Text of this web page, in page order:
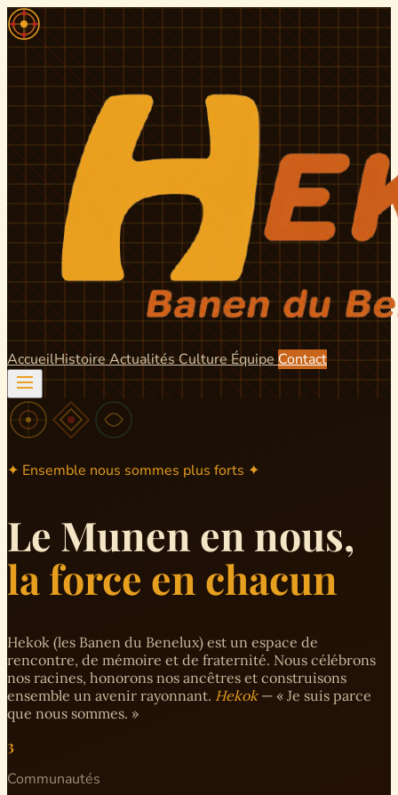
AccueilHistoire ActualitésCulture Équipe Contact
✦ Ensemble nous sommes plus forts ✦
Le Munen en nous,
la force en chacun
Hekok (les Banen du Benelux) est un espace de
rencontre, de mémoire et de fraternité. Nous célébrons
nos racines, honorons nos ancêtres et construisons
ensemble un avenir rayonnant. Hekok— « Je suis parce
que nous sommes. »
3
Communautés